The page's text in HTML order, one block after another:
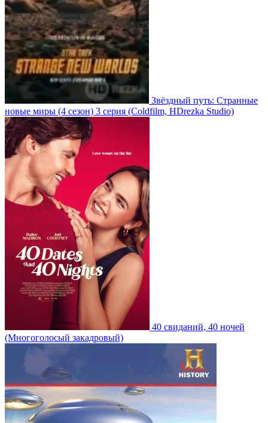
Звёздный путь: Странные
новые миры (4 сезон) 3 серия (Coldfilm, HDrezka Studio)
40 свиданий, 40 ночей
(Многоголосый закадровый)